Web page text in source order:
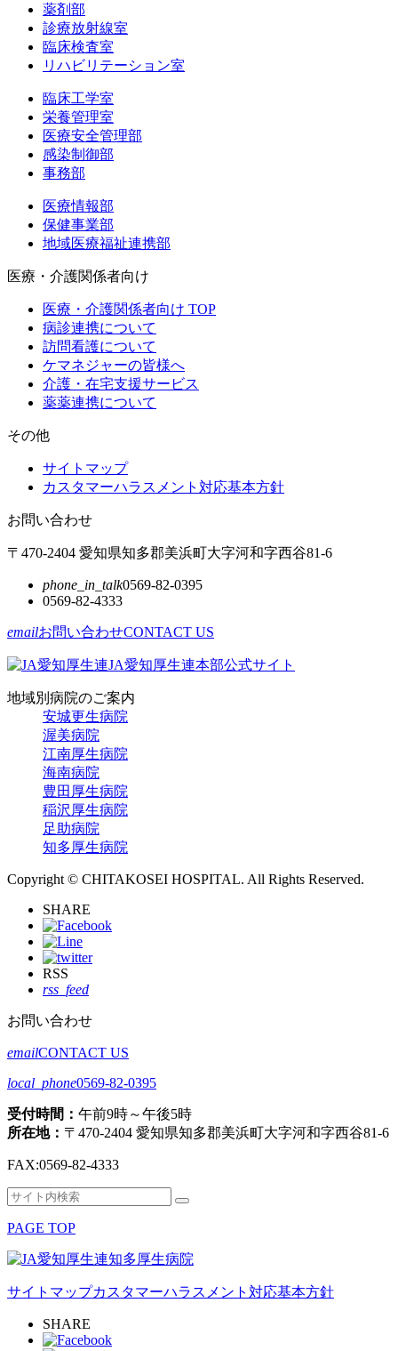
薬剤部
診療放射線室
臨床検査室
リハビリテーション室
臨床工学室
栄養管理室
医療安全管理部
感染制御部
事務部
医療情報部
保健事業部
地域医療福祉連携部
医療・介護関係者向け
医療・介護関係者向け TOP
病診連携について
訪問看護について
ケマネジャーの皆様へ
介護・在宅支援サービス
薬薬連携について
その他
サイトマップ
カスタマーハラスメント対応基本方針
お問い合わせ
〒470-2404 愛知県知多郡美浜町大字河和字西谷81-6
phone_in_talk0569-82-0395
0569-82-4333
emailお問い合わせCONTACT US
JA愛知厚生連本部公式サイト
地域別病院のご案内
安城更生病院
渥美病院
江南厚生病院
海南病院
豊田厚生病院
稲沢厚生病院
足助病院
知多厚生病院
Copyright © CHITAKOSEI HOSPITAL. All Rights Reserved.
SHARE
RSS
rss_feed
お問い合わせ
emailCONTACT US
local_phone0569-82-0395
受付時間： 午前9時～午後5時
所在地： 〒470-2404 愛知県知多郡美浜町大字河和字西谷81-6
FAX:0569-82-4333
検
対
象:
検
PAGE TOP
サイトマップカスタマーハラスメント対応基本方針
SHARE